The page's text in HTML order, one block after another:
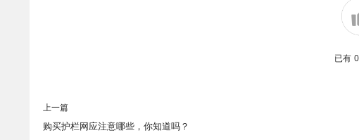
已有 0
上一篇
购买护栏网应注意哪些，你知道吗？